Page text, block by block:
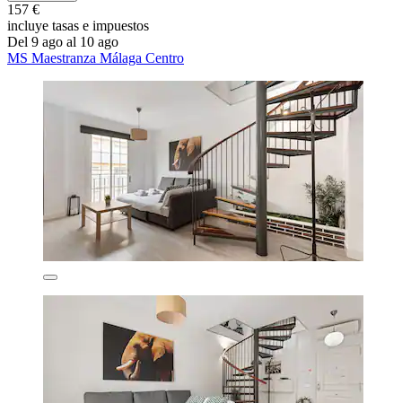
157 €
incluye tasas e impuestos
Del 9 ago al 10 ago
MS Maestranza Málaga Centro